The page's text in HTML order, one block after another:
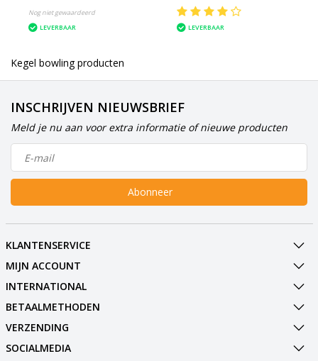
Nog niet gewaardeerd
LEVERBAAR
LEVERBAAR
Kegel bowling producten
INSCHRIJVEN NIEUWSBRIEF
Meld je nu aan voor extra informatie of nieuwe producten
Abonneer
KLANTENSERVICE
MIJN ACCOUNT
INTERNATIONAL
BETAALMETHODEN
VERZENDING
SOCIALMEDIA